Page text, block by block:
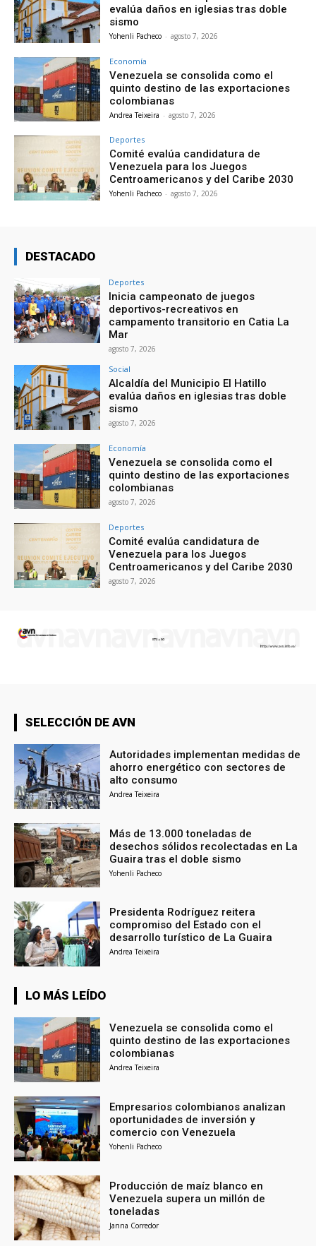
evalúa daños en iglesias tras doble
sismo
Yohenli Pacheco - agosto 7, 2026
Economía
Venezuela se consolida como el
quinto destino de las exportaciones
colombianas
Andrea Teixeira - agosto 7, 2026
Deportes
Comité evalúa candidatura de
Venezuela para los Juegos
Centroamericanos y del Caribe 2030
Yohenli Pacheco - agosto 7, 2026
DESTACADO
Deportes
Inicia campeonato de juegos
deportivos-recreativos en
campamento transitorio en Catia La
Mar
agosto 7, 2026
Social
Alcaldía del Municipio El Hatillo
evalúa daños en iglesias tras doble
sismo
agosto 7, 2026
Economía
Venezuela se consolida como el
quinto destino de las exportaciones
colombianas
agosto 7, 2026
Deportes
Comité evalúa candidatura de
Venezuela para los Juegos
Centroamericanos y del Caribe 2030
agosto 7, 2026
SELECCIÓN DE AVN
Autoridades implementan medidas de
ahorro energético con sectores de
alto consumo
Andrea Teixeira
Más de 13.000 toneladas de
desechos sólidos recolectadas en La
Guaira tras el doble sismo
Yohenli Pacheco
Presidenta Rodríguez reitera
compromiso del Estado con el
desarrollo turístico de La Guaira
Andrea Teixeira
LO MÁS LEÍDO
Venezuela se consolida como el
quinto destino de las exportaciones
colombianas
Andrea Teixeira
Empresarios colombianos analizan
oportunidades de inversión y
comercio con Venezuela
Yohenli Pacheco
Producción de maíz blanco en
Venezuela supera un millón de
toneladas
Janna Corredor